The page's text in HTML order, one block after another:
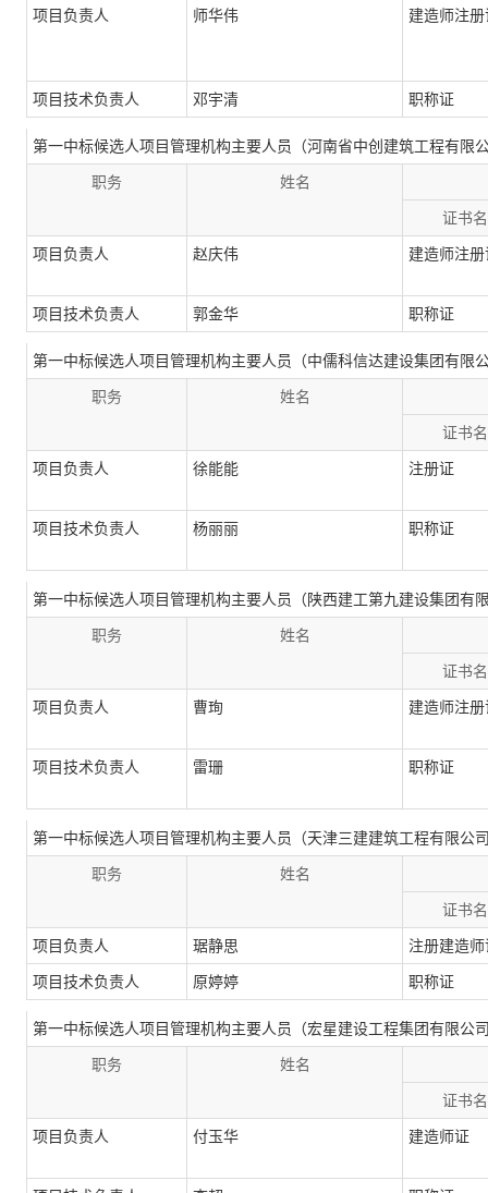
项目负责人 师华伟 建造师注
项目技术负责人 邓宇清 职称证
第一中标候选人项目管理机构主要人员（河南省中创建筑工程有限
职务 姓名
证书
项目负责人 赵庆伟 建造师注册
项目技术负责人 郭金华 职称证
第一中标候选人项目管理机构主要人员（中儒科信达建设集团有限
职务 姓名
证书
项目负责人 徐能能 注册证
项目技术负责人 杨丽丽 职称证
第一中标候选人项目管理机构主要人员（陕西建工第九建设集团有
职务 姓名
证书
项目负责人 曹珣 建造师注册
项目技术负责人 雷珊 职称证
第一中标候选人项目管理机构主要人员（天津三建建筑工程有限公
职务 姓名
证书
项目负责人 琚静思 注册建造师
项目技术负责人 原婷婷 职称证
第一中标候选人项目管理机构主要人员（宏星建设工程集团有限公
职务 姓名
证书
项目负责人 付玉华 建造师证